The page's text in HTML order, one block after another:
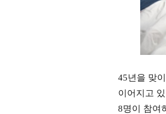
45년을 맞
이어지고
8명이 참여